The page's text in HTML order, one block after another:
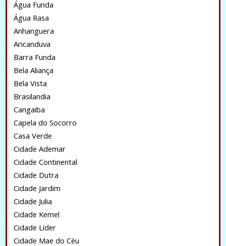
Água Funda
Água Rasa
Anhanguera
Aricanduva
Barra Funda
Bela Aliança
Bela Vista
Brasilandia
Cangaiba
Capela do Socorro
Casa Verde
Cidade Ademar
Cidade Continental
Cidade Dutra
Cidade Jardim
Cidade Julia
Cidade Kemel
Cidade Lider
Cidade Mae do Céu